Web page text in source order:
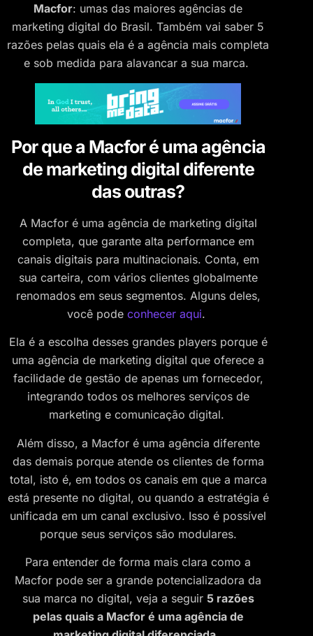
Macfor: umas das maiores agências de
marketing digital do Brasil. Também vai saber 5
razões pelas quais ela é a agência mais completa
e sob medida para alavancar a sua marca.
Por que a Macfor é uma agência
de marketing digital diferente
das outras?
A Macfor é uma agência de marketing digital
completa, que garante alta performance em
canais digitais para multinacionais. Conta, em
sua carteira, com vários clientes globalmente
renomados em seus segmentos. Alguns deles,
você pode conhecer aqui.
Ela é a escolha desses grandes players porque é
uma agência de marketing digital que oferece a
facilidade de gestão de apenas um fornecedor,
integrando todos os melhores serviços de
marketing e comunicação digital.
Além disso, a Macfor é uma agência diferente
das demais porque atende os clientes de forma
total, isto é, em todos os canais em que a marca
está presente no digital, ou quando a estratégia é
unificada em um canal exclusivo. Isso é possível
porque seus serviços são modulares.
Para entender de forma mais clara como a
Macfor pode ser a grande potencializadora da
sua marca no digital, veja a seguir 5 razões
pelas quais a Macfor é uma agência de